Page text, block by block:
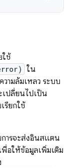
ใช้
ใน
วามล้มเหลว ระบบ
เปลี่ยนไปเป็น
รียกใช้
การจะส่งอินสแตน
พื่อให้ข้อมูลเพิ่มเติม